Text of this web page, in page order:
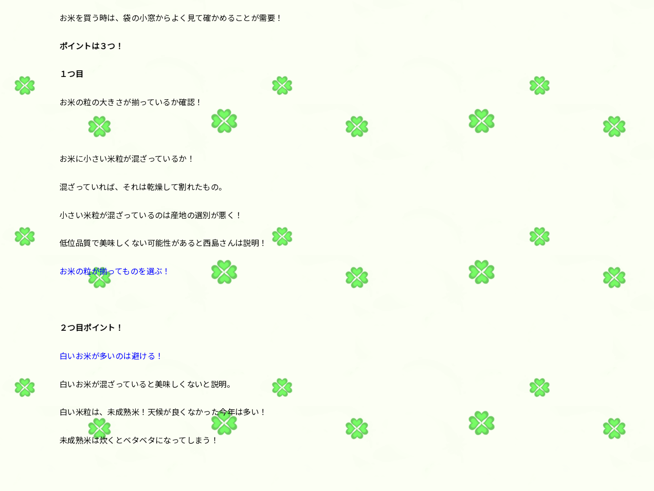
お米を買う時は、袋の小窓からよく見て確かめることが需要！
ポイントは３つ！
１つ目
お米の粒の大きさが揃っているか確認！
お米に小さい米粒が混ざっているか！
混ざっていれば、それは乾燥して割れたもの。
小さい米粒が混ざっているのは産地の選別が悪く！
低位品質で美味しくない可能性があると西島さんは説明！
お米の粒が揃ってものを選ぶ！
２つ目ポイント！
白いお米が多いのは避ける！
白いお米が混ざっていると美味しくないと説明。
白い米粒は、未成熟米！天候が良くなかった今年は多い！
未成熟米は炊くとベタベタになってしまう！